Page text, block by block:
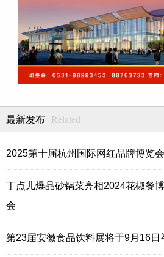
最新发布 Related
2025第十届杭州国际网红品牌博览
丁点儿爆品砂锅菜亮相2024花椒餐
会
第23届安徽食品饮料展将于9月16日